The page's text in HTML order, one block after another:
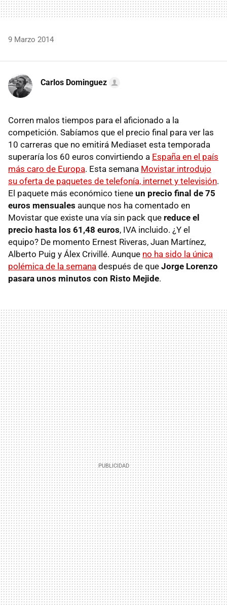
9 Marzo 2014
Carlos Dominguez
Corren malos tiempos para el aficionado a la
competición. Sabíamos que el precio final para ver las
10 carreras que no emitirá Mediaset esta temporada
superaría los 60 euros convirtiendo a España en el país
más caro de Europa. Esta semana Movistar introdujo
su oferta de paquetes de telefonía, internet y televisión.
El paquete más económico tiene un precio final de 75
euros mensuales aunque nos ha comentado en
Movistar que existe una vía sin pack que reduce el
precio hasta los 61,48 euros, IVA incluido. ¿Y el
equipo? De momento Ernest Riveras, Juan Martínez,
Alberto Puig y Álex Crivillé. Aunque no ha sido la única
polémica de la semana después de que Jorge Lorenzo
pasara unos minutos con Risto Mejide.